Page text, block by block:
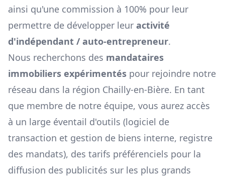
ainsi qu'une commission à 100% pour leur
permettre de développer leur activité
d'indépendant / auto-entrepreneur.
Nous recherchons des mandataires
immobiliers expérimentés pour rejoindre notre
réseau dans la région Chailly-en-Bière. En tant
que membre de notre équipe, vous aurez accès
à un large éventail d'outils (logiciel de
transaction et gestion de biens interne, registre
des mandats), des tarifs préférenciels pour la
diffusion des publicités sur les plus grands